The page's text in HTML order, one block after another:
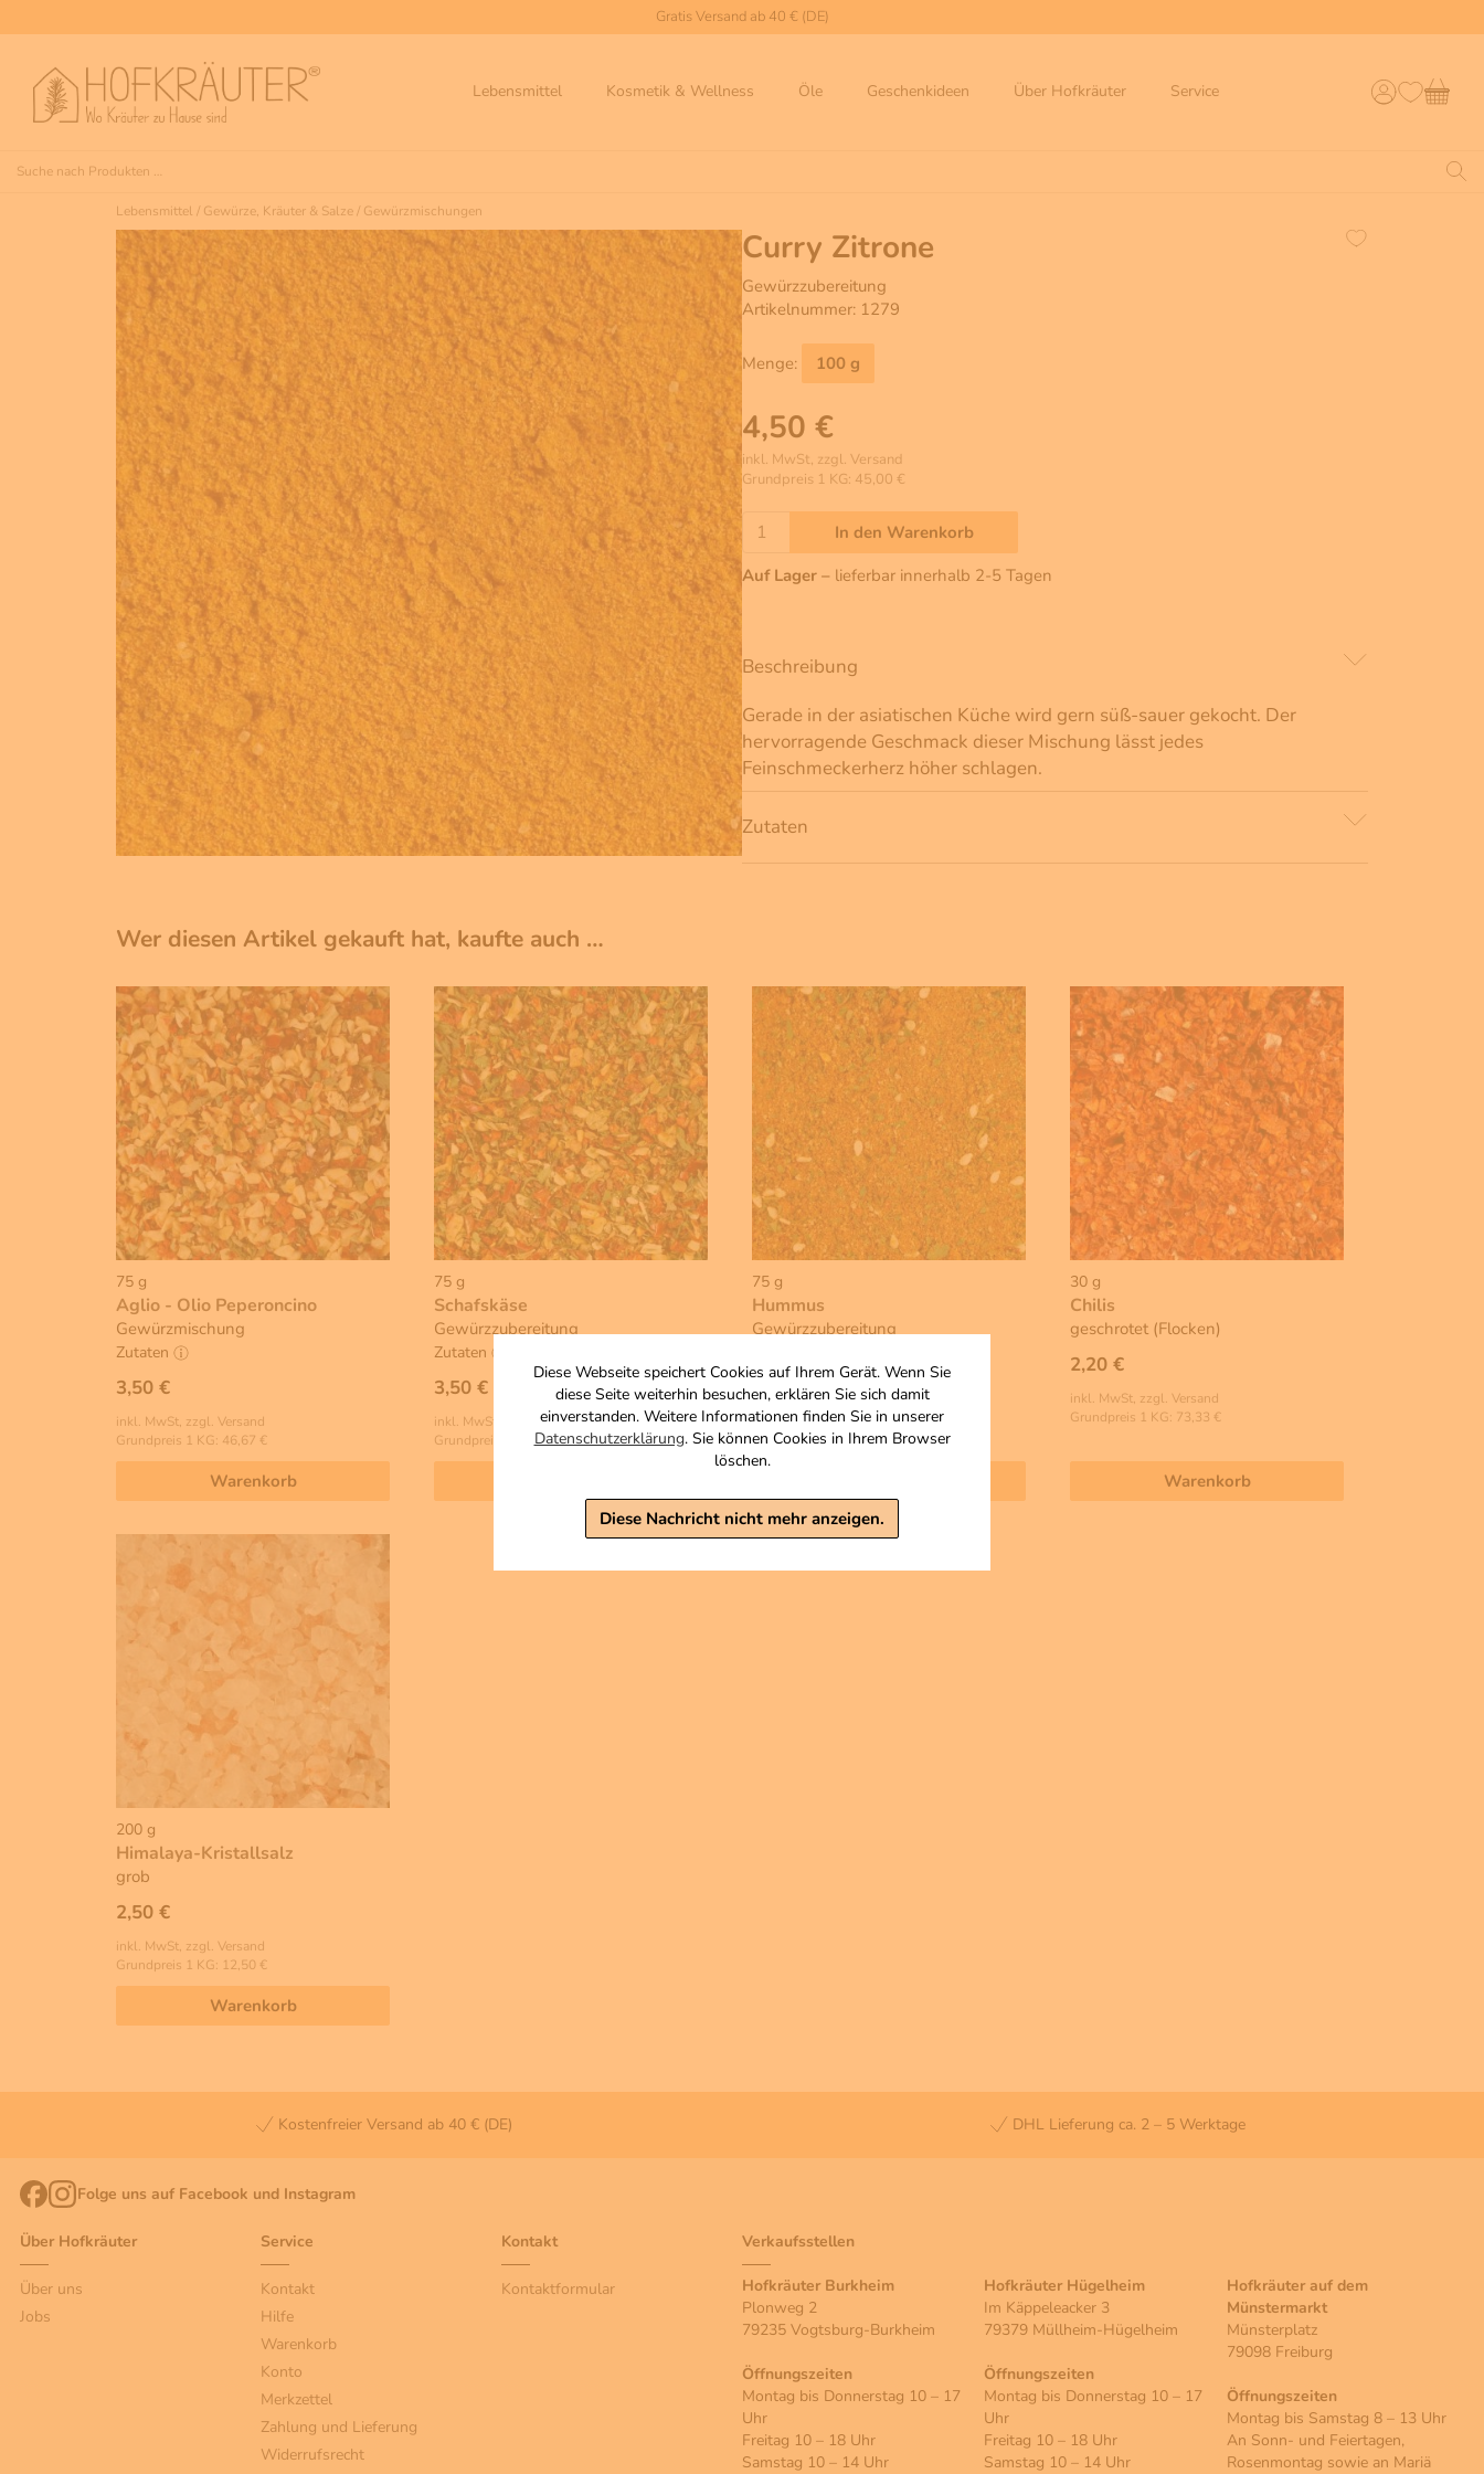
Diese Webseite speichert Cookies auf Ihrem Gerät. Wenn Sie
diese Seite weiterhin besuchen, erklären Sie sich damit
einverstanden. Weitere Informationen finden Sie in unserer
Datenschutzerklärung. Sie können Cookies in Ihrem Browser
löschen.
Diese Nachricht nicht mehr anzeigen.
Gratis Versand ab 40 € (DE)
Lebensmittel Kosmetik & Wellness Öle Geschenkideen Über Hofkräuter Service
Lebensmittel / Gewürze, Kräuter & Salze/ Gewürzmischungen
Curry Zitrone
Gewürzzubereitung
Artikelnummer: 1279
Menge: 100 g
4,50 €
inkl. MwSt, zzgl. Versand
Grundpreis 1 KG: 45,00 €
In den Warenkorb
Auf Lager – lieferbar innerhalb 2-5 Tagen
Beschreibung
Gerade in der asiatischen Küche wird gern süß-sauer gekocht. Der
hervorragende Geschmack dieser Mischung lässt jedes
Feinschmeckerherz höher schlagen.
Zutaten
Wer diesen Artikel gekauft hat, kaufte auch …
75 g
Aglio - Olio Peperoncino
Gewürzmischung
Zutaten
3,50 €
inkl. MwSt, zzgl. Versand
Grundpreis 1 KG: 46,67 €
Warenkorb
75 g
Schafskäse
Gewürzzubereitung
Zutaten
3,50 €
inkl. MwSt, zzgl. Versand
Grundpreis 1 KG: 46,67 €
75 g
Hummus
Gewürzzubereitung
3,90 €
inkl. MwSt, zzgl. Versand
Grundpreis 1 KG: 52,00 €
30 g
Chilis
geschrotet (Flocken)
2,20 €
inkl. MwSt, zzgl. Versand
Grundpreis 1 KG: 73,33 €
Warenkorb
200 g
Himalaya-Kristallsalz
grob
2,50 €
inkl. MwSt, zzgl. Versand
Grundpreis 1 KG: 12,50 €
Warenkorb
Kostenfreier Versand ab 40 € (DE) DHL Lieferung ca. 2 – 5 Werktage
Folge uns auf Facebook und Instagram
Über Hofkräuter
Über uns
Jobs
Service
Kontakt
Hilfe
Warenkorb
Konto
Merkzettel
Zahlung und Lieferung
Widerrufsrecht
Kontakt
Kontaktformular
Verkaufsstellen
Hofkräuter Burkheim
Plonweg 2
79235 Vogtsburg-Burkheim
Öffnungszeiten
Montag bis Donnerstag 10 – 17
Uhr
Freitag 10 – 18 Uhr
Samstag 10 – 14 Uhr
Hofkräuter Hügelheim
Im Käppeleacker 3
79379 Müllheim-Hügelheim
Öffnungszeiten
Montag bis Donnerstag 10 – 17
Uhr
Freitag 10 – 18 Uhr
Samstag 10 – 14 Uhr
Hofkräuter auf dem
Münstermarkt
Münsterplatz
79098 Freiburg
Öffnungszeiten
Montag bis Samstag 8 – 13 Uhr
An Sonn- und Feiertagen,
Rosenmontag sowie an Mariä